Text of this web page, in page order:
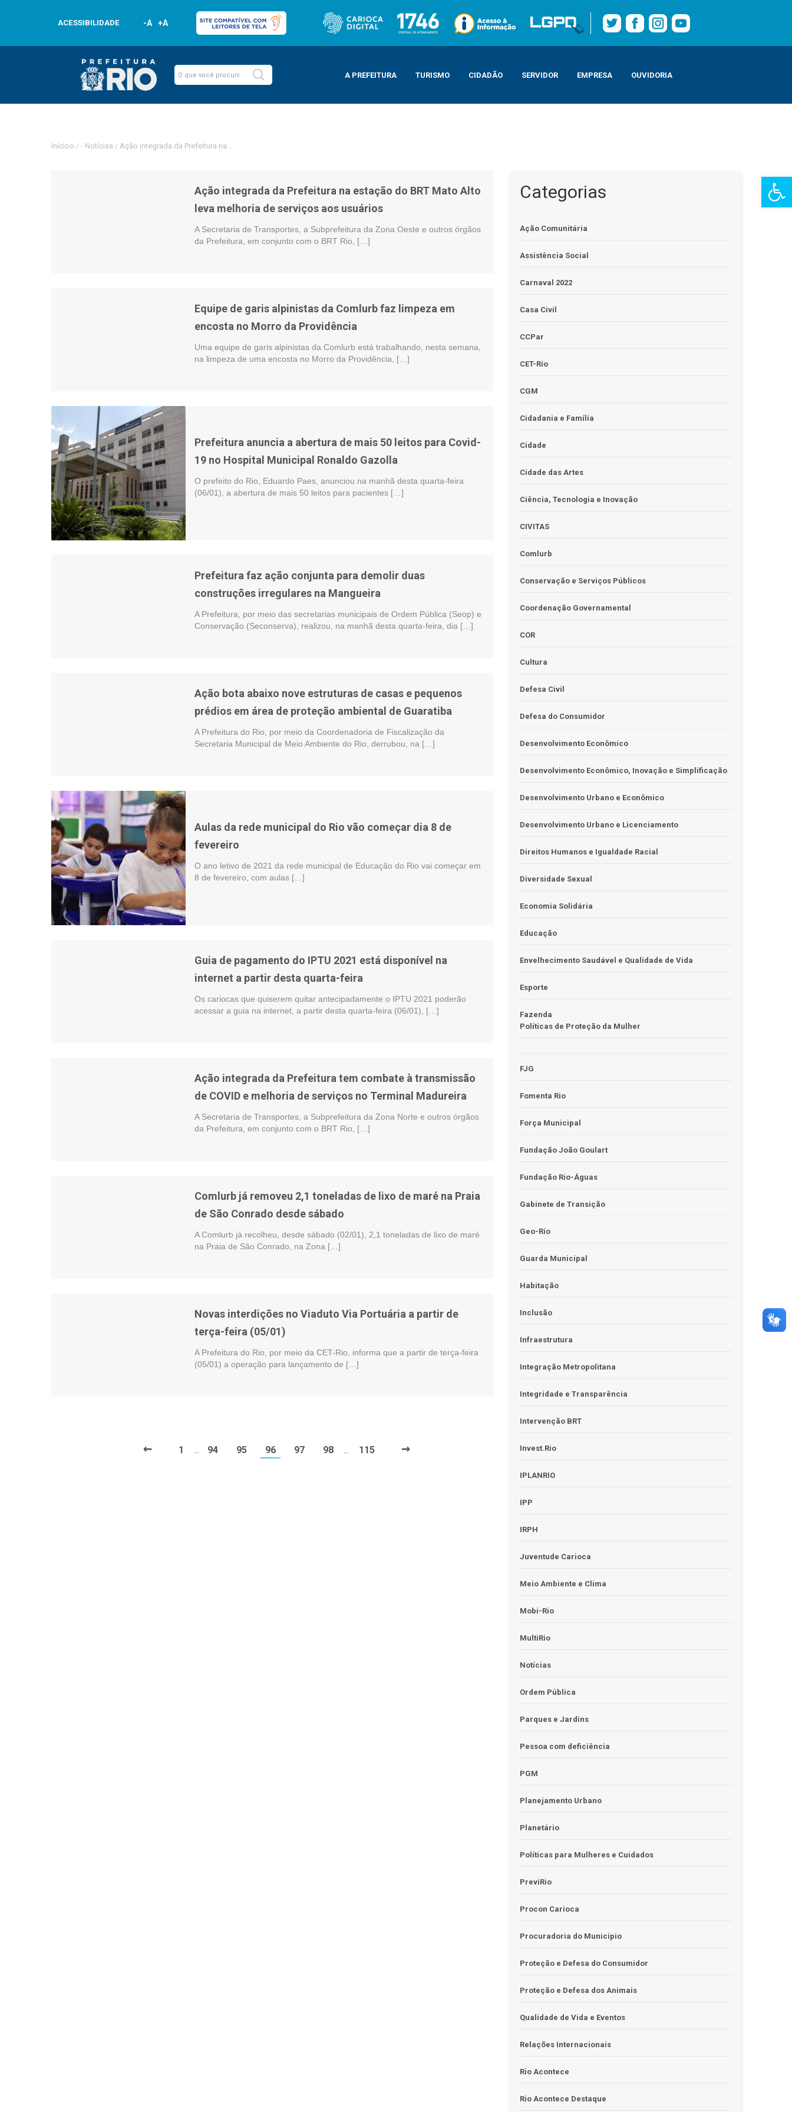
Barra de
ACESSIBILIDADE -A +A
A PREFEITURA TURISMO CIDADÃO SERVIDOR EMPRESA OUVIDORIA
Inícioo / - Notícias / Ação integrada da Prefeitura na estação do BRT Mato Alto leva melhoria de serviços aos usuários
Ação integrada da Prefeitura na estação do BRT Mato Alto
leva melhoria de serviços aos usuários
A Secretaria de Transportes, a Subprefeitura da Zona Oeste e outros órgãos
da Prefeitura, em conjunto com o BRT Rio, […]
Equipe de garis alpinistas da Comlurb faz limpeza em
encosta no Morro da Providência
Uma equipe de garis alpinistas da Comlurb está trabalhando, nesta semana,
na limpeza de uma encosta no Morro da Providência, […]
Prefeitura anuncia a abertura de mais 50 leitos para Covid-
19 no Hospital Municipal Ronaldo Gazolla
O prefeito do Rio, Eduardo Paes, anunciou na manhã desta quarta-feira
(06/01), a abertura de mais 50 leitos para pacientes […]
Prefeitura faz ação conjunta para demolir duas
construções irregulares na Mangueira
A Prefeitura, por meio das secretarias municipais de Ordem Pública (Seop) e
Conservação (Seconserva), realizou, na manhã desta quarta-feira, dia […]
Ação bota abaixo nove estruturas de casas e pequenos
prédios em área de proteção ambiental de Guaratiba
A Prefeitura do Rio, por meio da Coordenadoria de Fiscalização da
Secretaria Municipal de Meio Ambiente do Rio, derrubou, na […]
Aulas da rede municipal do Rio vão começar dia 8 de
fevereiro
O ano letivo de 2021 da rede municipal de Educação do Rio vai começar em
8 de fevereiro, com aulas […]
Guia de pagamento do IPTU 2021 está disponível na
internet a partir desta quarta-feira
Os cariocas que quiserem quitar antecipadamente o IPTU 2021 poderão
acessar a guia na internet, a partir desta quarta-feira (06/01), […]
Ação integrada da Prefeitura tem combate à transmissão
de COVID e melhoria de serviços no Terminal Madureira
A Secretaria de Transportes, a Subprefeitura da Zona Norte e outros órgãos
da Prefeitura, em conjunto com o BRT Rio, […]
Comlurb já removeu 2,1 toneladas de lixo de maré na Praia
de São Conrado desde sábado
A Comlurb já recolheu, desde sábado (02/01), 2,1 toneladas de lixo de maré
na Praia de São Conrado, na Zona […]
Novas interdições no Viaduto Via Portuária a partir de
terça-feira (05/01)
A Prefeitura do Rio, por meio da CET-Rio, informa que a partir de terça-feira
(05/01) a operação para lançamento de […]
← 1 94 95 96 97 98 115 →
Categorias
Ação Comunitária
Assistência Social
Carnaval 2022
Casa Civil
CCPar
CET-Rio
CGM
Cidadania e Família
Cidade
Cidade das Artes
Ciência, Tecnologia e Inovação
CIVITAS
Comlurb
Conservação e Serviços Públicos
Coordenação Governamental
COR
Cultura
Defesa Civil
Defesa do Consumidor
Desenvolvimento Econômico
Desenvolvimento Econômico, Inovação e Simplificação
Desenvolvimento Urbano e Econômico
Desenvolvimento Urbano e Licenciamento
Direitos Humanos e Igualdade Racial
Diversidade Sexual
Economia Solidária
Educação
Envelhecimento Saudável e Qualidade de Vida
Esporte
Fazenda
Políticas de Proteção da Mulher
FJG
Fomenta Rio
Força Municipal
Fundação João Goulart
Fundação Rio-Águas
Gabinete de Transição
Geo-Rio
Guarda Municipal
Habitação
Inclusão
Infraestrutura
Integração Metropolitana
Integridade e Transparência
Intervenção BRT
Invest.Rio
IPLANRIO
IPP
IRPH
Juventude Carioca
Meio Ambiente e Clima
Mobi-Rio
MultiRio
Notícias
Ordem Pública
Parques e Jardins
Pessoa com deficiência
PGM
Planejamento Urbano
Planetário
Políticas para Mulheres e Cuidados
PreviRio
Procon Carioca
Procuradoria do Município
Proteção e Defesa do Consumidor
Proteção e Defesa dos Animais
Qualidade de Vida e Eventos
Relações Internacionais
Rio Acontece
Rio Acontece Destaque